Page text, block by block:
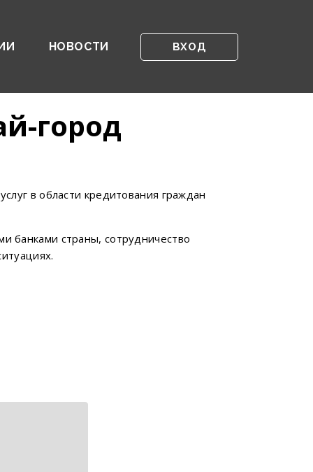
НОВОСТИ ВХОД
город
в области кредитования граждан
банками страны, сотрудничество